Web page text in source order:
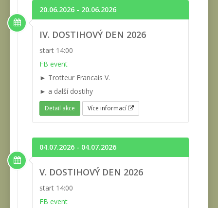
20.06.2026 - 20.06.2026
IV. DOSTIHOVÝ DEN 2026
start 14:00
FB event
► Trotteur Francais V.
► a další dostihy
Detail akce Více informací
04.07.2026 - 04.07.2026
V. DOSTIHOVÝ DEN 2026
start 14:00
FB event